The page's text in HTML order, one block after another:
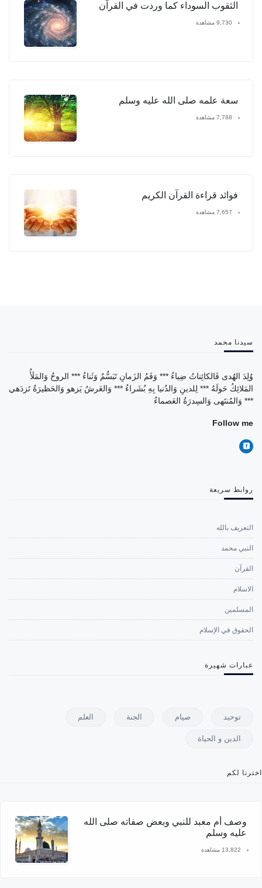
الثقوب السوداء كما وردت في القرآن
9,730 مشاهدة
سعة علمه صلى الله عليه وسلم
7,788 مشاهدة
فوائد قراءة القرآن الكريم
7,657 مشاهدة
سيدنا محمد
وُلِدَ الهُدى فَالكائِناتُ ضِياءُ *** وَفَمُ الزَمانِ تَبَسُّمٌ وَثَناءُ *** الروحُ وَالمَلَأُ
المَلائِكُ حَولَهُ *** لِلدينِ وَالدُنيا بِهِ بُشَراءُ *** وَالعَرشُ يَزهو وَالحَظيرَةُ تَزدَهي
*** وَالمُنتَهى وَالسِدرَةُ العَصماءُ
Follow me
روابط سريعة
التعريف بالله
النبي محمد
القرآن
الاسلام
المسلمين
الحقوق في الإسلام
عبارات شهيرة
توحيد صيام الجنة العلم
الدين و الحياة
اخترنا لكم
وصف أم معبد للنبي وبعض صفاته صلى الله
عليه وسلم
13,822 مشاهدة